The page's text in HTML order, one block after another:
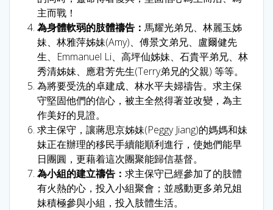
主而戰！
為身體軟弱的肢體禱告 ： 馬耀光弟兄、林麗玉姊
妹、林雅萍姊妹(Amy)、傅景文弟兄、盧爾健先
生、Emmanuel Li、高坪仙姊妹、石貴平弟兄、林
秀清姊妹、應君芳先生(Terry弟兄的父親) 等等。
為將要受洗的卓建成、林水平夫婦禱告。求主保
守堅固他們的信心，被主全然得著並改變，為主
作美好的見證。
求主保守，讓蔣思京姊妹(Peggy Jiang)的媽媽和妹
妹正在辦理的移民手續能順利進行，使她們能早
日團圓，更藉着這次團聚能歸信基督。
為小組的建立禱告 ： 求主保守已經參加了的肢體
有火熱的心，投入小組聚會；並感動更多弟兄姐
妹積極參與小組，投入肢體生活。